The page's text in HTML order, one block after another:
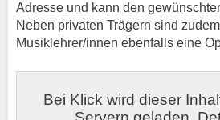
Adresse und kann den
Neben privaten Trägern sind
Musiklehrer/innen ebenfalls eine
Bei Klick wird dieser